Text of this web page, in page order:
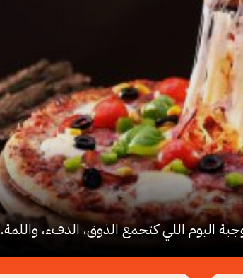
اليوم اللي كتجمع الذوق، الدفء، واللمة.